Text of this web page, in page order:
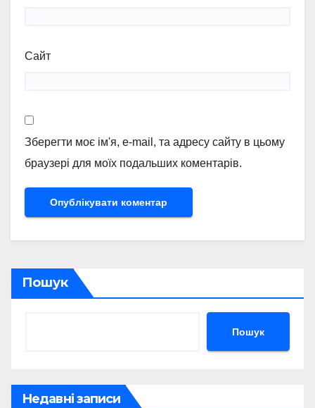
Сайт
Зберегти моє ім'я, e-mail, та адресу сайту в цьому
браузері для моїх подальших коментарів.
Пошук
Пошук
Недавні записи